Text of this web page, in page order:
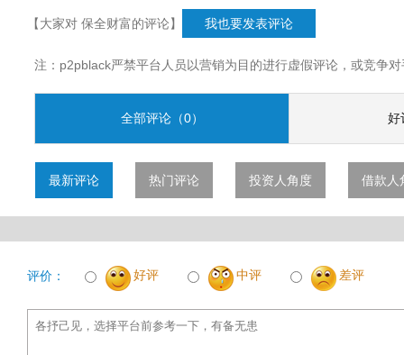
【大家对 保全财富的评论】 我也要发表评论
注：p2pblack严禁平台人员以营销为目的进行虚假评论，或竞争
全部评论（0） 好
最新评论 热门评论 投资人角度 借款人
评价： 好评 中评 差评